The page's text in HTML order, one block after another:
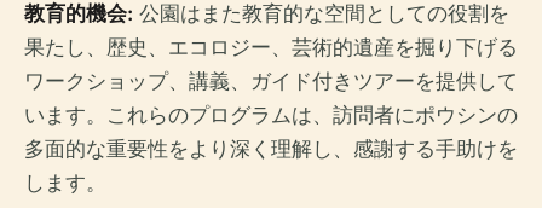
教育的機会: 公園はまた教育的な空間としての役割を
果たし、歴史、エコロジー、芸術的遺産を掘り下げる
ワークショップ、講義、ガイド付きツアーを提供して
います。これらのプログラムは、訪問者にポウシンの
多面的な重要性をより深く理解し、感謝する手助けを
します。